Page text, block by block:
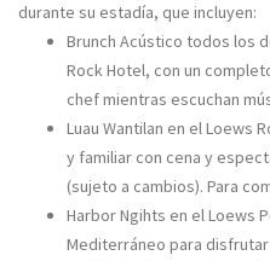
durante su estadía, que incluyen:
Brunch Acústico todos los
Rock Hotel, con un
chef mientras escuchan
Luau Wantilan en el Loews
y familiar con cena y
(sujeto a cambios). Para
Harbor Ngihts en el Loews
Mediterráneo para